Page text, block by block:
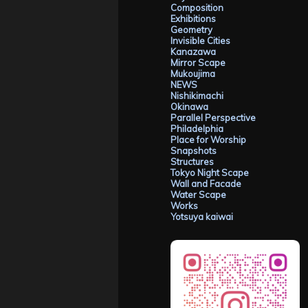
Composition
Exhibitions
Geometry
Invisible Cities
Kanazawa
Mirror Scape
Mukoujima
NEWS
Nishikimachi
Okinawa
Parallel Perspective
Philadelphia
Place for Worship
Snapshots
Structures
Tokyo Night Scape
Wall and Facade
Water Scape
Works
Yotsuya kaiwai